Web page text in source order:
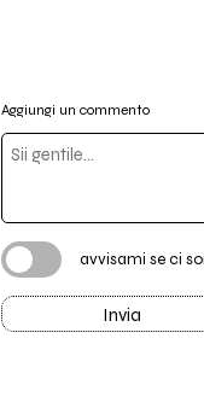
Aggiungi un commento
avvisami se ci
Invia